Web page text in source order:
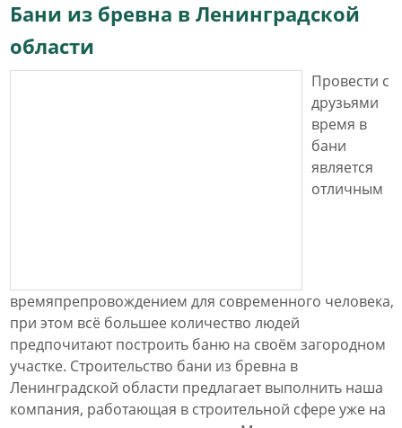
Бани из бревна в Ленинградской
области
Провести с
друзьями
время в
бани
является
отличным
времяпрепровождением для современного человека,
при этом всё большее количество людей
предпочитают построить баню на своём загородном
участке. Строительство бани из бревна в
Ленинградской области предлагает выполнить наша
компания, работающая в строительной сфере уже на